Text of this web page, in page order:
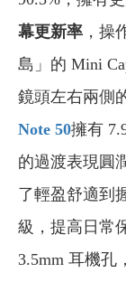
幕更新率 ，操
島」的 Mini
鏡頭左右兩側
Note 50擁有
的過渡表現圓
了輕盈舒適到
級，提高日常
3.5mm 耳機孔